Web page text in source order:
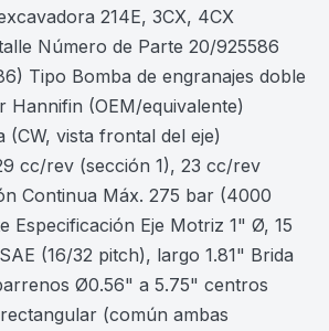
214E, 3CX, 4CX
Número de Parte 20/925586
Tipo Bomba de engranajes doble
Hannifin (OEM/equivalente)
(CW, vista frontal del eje)
cc/rev (sección 1), 23 cc/rev
Continua Máx. 275 bar (4000
Especificación Eje Motriz 1" Ø, 15
(16/32 pitch), largo 1.81" Brida
Ø0.56" a 5.75" centros
(común ambas